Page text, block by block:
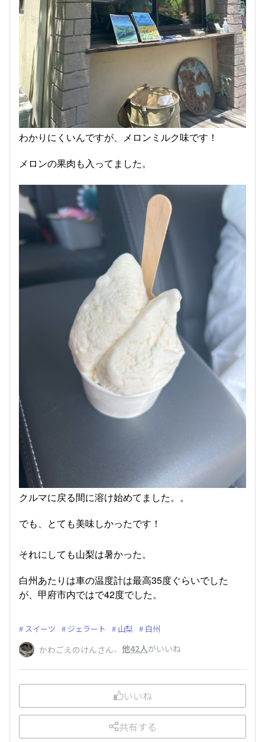
わかりにくいんですが、メロンミルク味です！
メロンの果肉も入ってました。
クルマに戻る間に溶け始めてました。。
でも、とても美味しかったです！
それにしても山梨は暑かった。
白州あたりは車の温度計は最高35度ぐらいでした
が、甲府市内ではで42度でした。
スイーツ ジェラート 山梨 白州
かわごえのけんさん、 他42人がいいね
いいね
共有する